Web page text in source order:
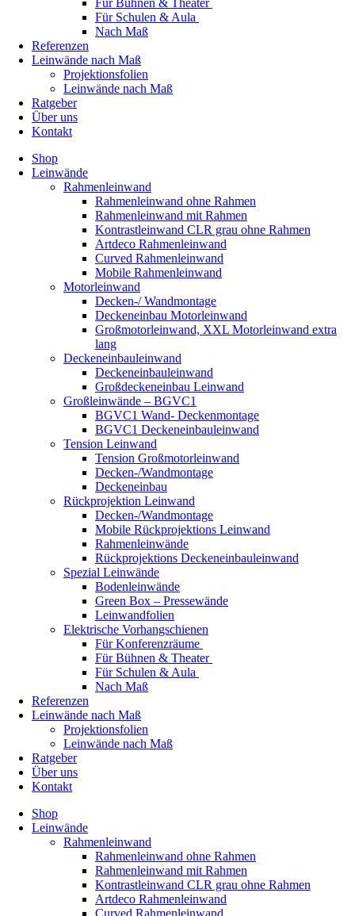
Für Bühnen & Theater
Für Schulen & Aula
Nach Maß
Referenzen
Leinwände nach Maß
Projektionsfolien
Leinwände nach Maß
Ratgeber
Über uns
Kontakt
Shop
Leinwände
Rahmenleinwand
Rahmenleinwand ohne Rahmen
Rahmenleinwand mit Rahmen
Kontrastleinwand CLR grau ohne Rahmen
Artdeco Rahmenleinwand
Curved Rahmenleinwand
Mobile Rahmenleinwand
Motorleinwand
Decken-/ Wandmontage
Deckeneinbau Motorleinwand
Großmotorleinwand, XXL Motorleinwand extra
lang
Deckeneinbauleinwand
Deckeneinbauleinwand
Großdeckeneinbau Leinwand
Großleinwände – BGVC1
BGVC1 Wand- Deckenmontage
BGVC1 Deckeneinbauleinwand
Tension Leinwand
Tension Großmotorleinwand
Decken-/Wandmontage
Deckeneinbau
Rückprojektion Leinwand
Decken-/Wandmontage
Mobile Rückprojektions Leinwand
Rahmenleinwände
Rückprojektions Deckeneinbauleinwand
Spezial Leinwände
Bodenleinwände
Green Box – Pressewände
Leinwandfolien
Elektrische Vorhangschienen
Für Konferenzräume
Für Bühnen & Theater
Für Schulen & Aula
Nach Maß
Referenzen
Leinwände nach Maß
Projektionsfolien
Leinwände nach Maß
Ratgeber
Über uns
Kontakt
Shop
Leinwände
Rahmenleinwand
Rahmenleinwand ohne Rahmen
Rahmenleinwand mit Rahmen
Kontrastleinwand CLR grau ohne Rahmen
Artdeco Rahmenleinwand
Curved Rahmenleinwand